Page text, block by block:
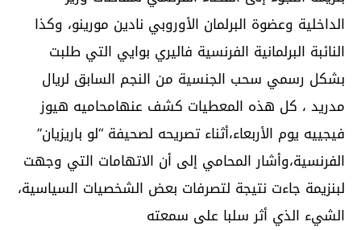
الداخلية وعضوة البرلمان الأوروبي نادين مورينو، وكذا
النائبة البرلمانية الفرنسية فاليري بوايي التي طلبت
بشكل رسمي سحب الجنسية من النجم السابق لريال
مدريد ، كل هذه المعطيات كشف عنهامحاميه هيوز
فيجييه يوم الأربعاء،أثناء تصريحه لصحيفة “لو باريزيان”
الفرنسية،وأشار المحامي إلى أن الاتهامات التي وجهت
لبنزيمة جاءت نتيجة لتصرفات بعض الشخصيات السياسية،
الشيء الذي أثر سلبا على سمعته